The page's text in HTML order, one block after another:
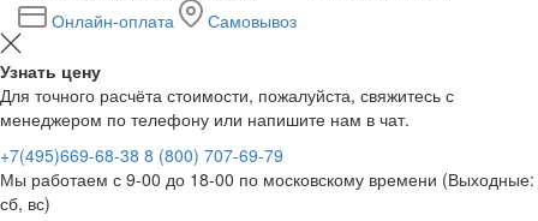
Онлайн-оплата
Самовывоз
Узнать цену
Для точного расчёта стоимости, пожалуйста, свяжитесь с
менеджером по телефону или напишите нам в чат.
+7(495)669-68-38 8 (800) 707-69-79
Мы работаем с 9-00 до 18-00 по московскому времени (Выходные:
сб, вс)